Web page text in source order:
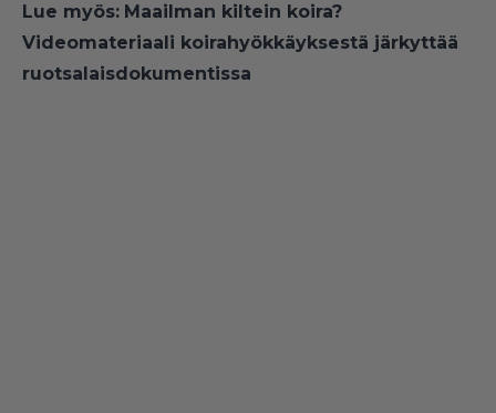
Lue myös: Maailman kiltein koira?
Videomateriaali koirahyökkäyksestä järkyttää
ruotsalaisdokumentissa